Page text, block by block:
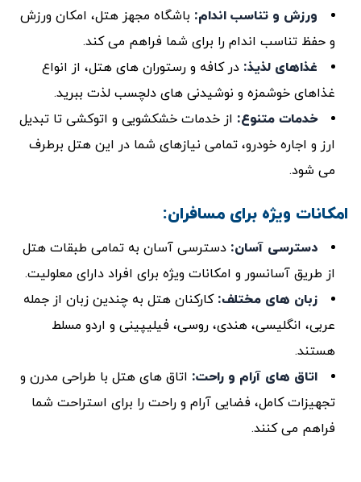
ورزش و تناسب اندام: باشگاه مجهز هتل، امکان ورزش
و حفظ تناسب اندام را برای شما فراهم می ‌کند.
غذاهای لذیذ: در کافه و رستوران ‌های هتل، از انواع
غذاهای خوشمزه و نوشیدنی ‌های دلچسب لذت ببرید.
خدمات متنوع: از خدمات خشکشویی و اتوکشی تا تبدیل
ارز و اجاره خودرو، تمامی نیازهای شما در این هتل برطرف
می ‌شود.
امکانات ویژه برای مسافران:
دسترسی آسان: دسترسی آسان به تمامی طبقات هتل
از طریق آسانسور و امکانات ویژه برای افراد دارای معلولیت.
زبان‌ های مختلف: کارکنان هتل به چندین زبان از جمله
عربی، انگلیسی، هندی، روسی، فیلیپینی و اردو مسلط
هستند.
اتاق‌ های آرام و راحت: اتاق ‌های هتل با طراحی مدرن و
تجهیزات کامل، فضایی آرام و راحت را برای استراحت شما
فراهم می ‌کنند.